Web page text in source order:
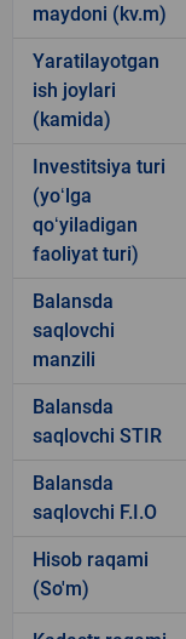
maydoni (kv.m)
Yaratilayotgan
ish joylari
(kamida)
Investitsiya turi
(yoʻlga
qoʻyiladigan
faoliyat turi)
Balansda
saqlovchi
manzili
Balansda
saqlovchi STIR
Balansda
saqlovchi F.I.O
Hisob raqami
(So'm)